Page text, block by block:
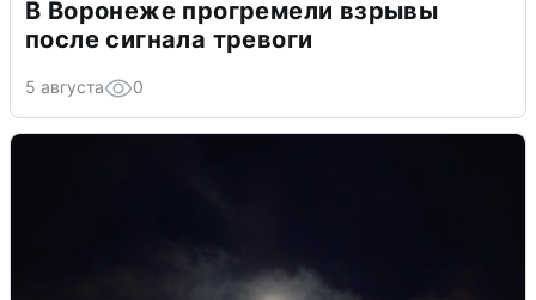
В Воронеже прогремели взрывы
после сигнала тревоги
5 августа 0